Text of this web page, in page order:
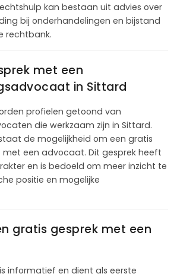
kan bestaan uit advies over
bij onderhandelingen en bijstand
rechtbank.
met een
in Sittard
profielen getoond van
die werkzaam zijn in Sittard.
de mogelijkheid om een gratis
een advocaat. Dit gesprek heeft
en is bedoeld om meer inzicht te
positie en mogelijke
gratis gesprek met een
informatief en dient als eerste